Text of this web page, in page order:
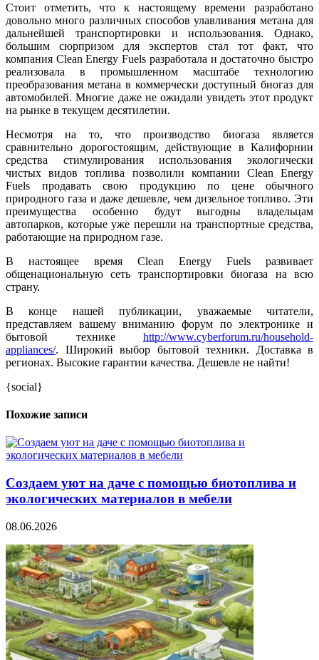
Стоит отметить, что к настоящему времени разработано
довольно много различных способов улавливания метана для
дальнейшей транспортировки и использования. Однако,
большим сюрпризом для экспертов стал тот факт, что
компания Clean Energy Fuels разработала и достаточно быстро
реализовала в промышленном масштабе технологию
преобразования метана в коммерчески доступный биогаз для
автомобилей. Многие даже не ожидали увидеть этот продукт
на рынке в текущем десятилетии.
Несмотря на то, что производство биогаза является
сравнительно дорогостоящим, действующие в Калифорнии
средства стимулирования использования экологически
чистых видов топлива позволили компании Clean Energy
Fuels продавать свою продукцию по цене обычного
природного газа и даже дешевле, чем дизельное топливо. Эти
преимущества особенно будут выгодны владельцам
автопарков, которые уже перешли на транспортные средства,
работающие на природном газе.
В настоящее время Clean Energy Fuels развивает
общенациональную сеть транспортировки биогаза на всю
страну.
В конце нашей публикации, уважаемые читатели,
представляем вашему вниманию форум по электронике и
бытовой технике http://www.cyberforum.ru/household-
appliances/. Широкий выбор бытовой техники. Доставка в
регионах. Высокие гарантии качества. Дешевле не найти!
{social}
Похожие записи
Создаем уют на даче с помощью биотоплива и
экологических материалов в мебели
08.06.2026